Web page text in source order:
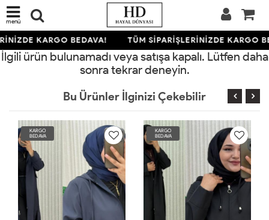
menü
KARGO BEDAVA! TÜM SİPARİŞLERİNİZDE KARGO
İlgili ürün bulunamadı veya satışa kapalı. Lütfen daha
sonra tekrar deneyin.
Bu Ürünler İlginizi Çekebilir
KARGO
BEDAVA
KARGO
BEDAVA